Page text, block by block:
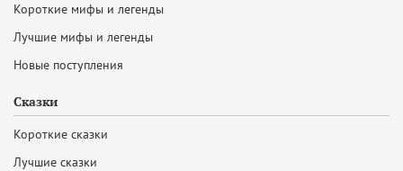
Короткие мифы и легенды
Лучшие мифы и легенды
Новые поступления
Сказки
Короткие сказки
Лучшие сказки